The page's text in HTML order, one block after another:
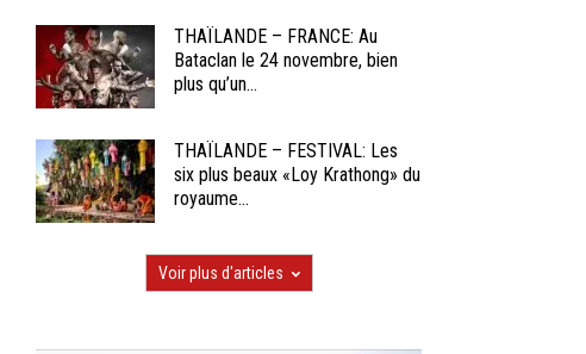
THAÏLANDE – FRANCE: Au
Bataclan le 24 novembre, bien
plus qu’un...
THAÏLANDE – FESTIVAL: Les
six plus beaux «Loy Krathong» du
royaume...
Voir plus d'articles